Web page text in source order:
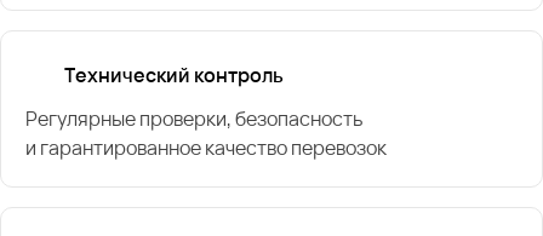
Технический контроль
Регулярные проверки, безопасность
и гарантированное качество перевозок